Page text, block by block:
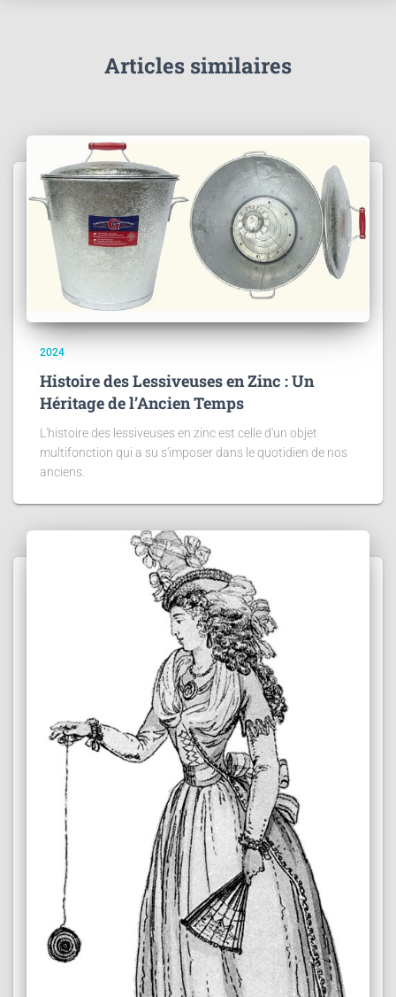
Articles similaires
2024
Histoire des Lessiveuses en Zinc : Un
Héritage de l’Ancien Temps
L'histoire des lessiveuses en zinc est celle d'un objet
multifonction qui a su s'imposer dans le quotidien de nos
anciens.